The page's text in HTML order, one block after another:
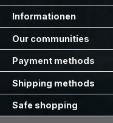
Informationen
Our communities
Payment methods
Shipping methods
Safe shopping